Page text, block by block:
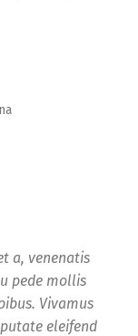
a, venenatis
pede mollis
Vivamus
eleifend